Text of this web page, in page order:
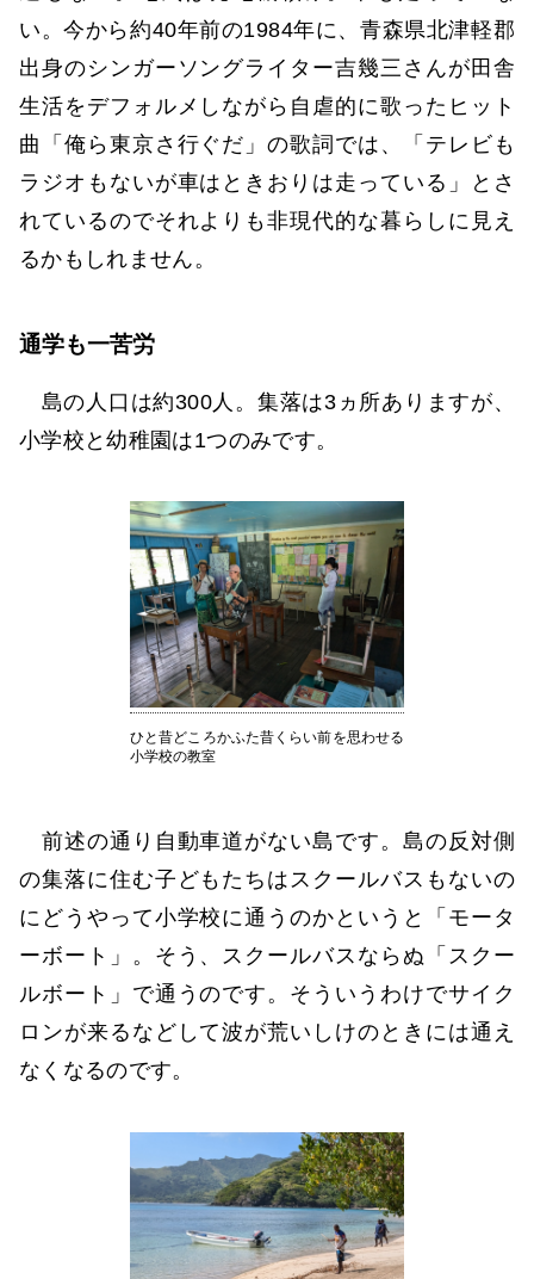
い。今から約40年前の1984年に、青森県北津軽郡
出身のシンガーソングライター吉幾三さんが田舎
生活をデフォルメしながら自虐的に歌ったヒット
曲「俺ら東京さ行ぐだ」の歌詞では、「テレビも
ラジオもないが車はときおりは走っている」とさ
れているのでそれよりも非現代的な暮らしに見え
るかもしれません。
通学も一苦労
島の人口は約300人。集落は3ヵ所ありますが、
小学校と幼稚園は1つのみです。
ひと昔どころかふた昔くらい前を思わせる
小学校の教室
前述の通り自動車道がない島です。島の反対側
の集落に住む子どもたちはスクールバスもないの
にどうやって小学校に通うのかというと「モータ
ーボート」。そう、スクールバスならぬ「スクー
ルボート」で通うのです。そういうわけでサイク
ロンが来るなどして波が荒いしけのときには通え
なくなるのです。